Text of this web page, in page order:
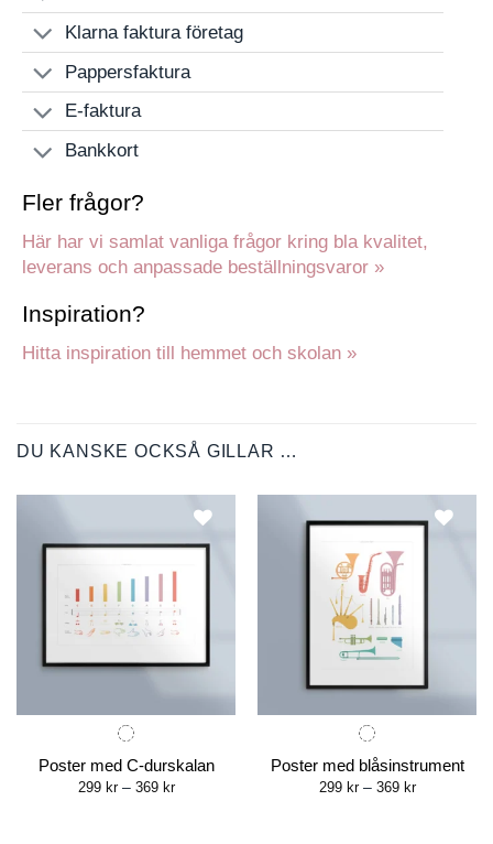
Klarna faktura företag
Pappersfaktura
E-faktura
Bankkort
Fler frågor?
Här har vi samlat vanliga frågor kring bla kvalitet,
leverans och anpassade beställningsvaror »
Inspiration?
Hitta inspiration till hemmet och skolan »
DU KANSKE OCKSÅ GILLAR …
Poster med C-durskalan
299 kr – 369 krPrice
Poster med blåsinstrument
299 kr – 369 krPrice